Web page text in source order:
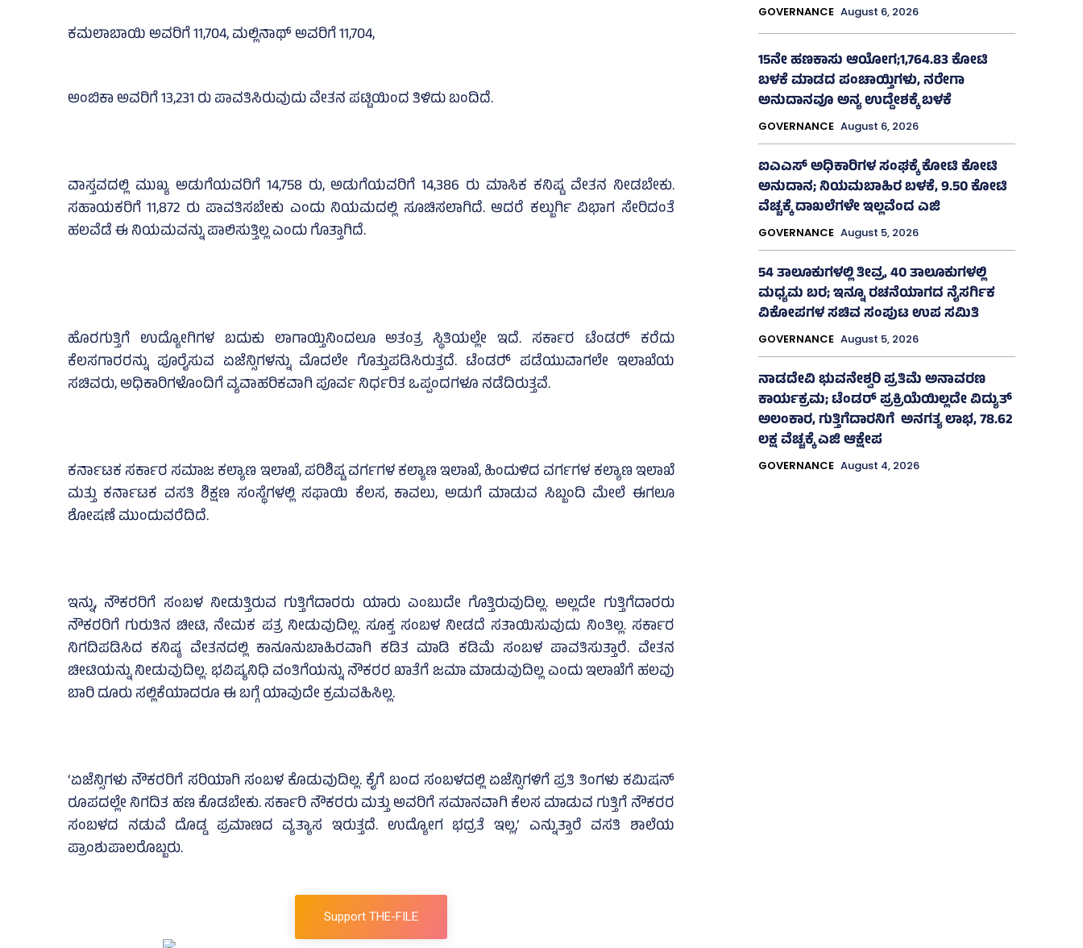
ಕಮಲಾಬಾಯಿ ಅವರಿಗೆ 11,704, ಮಲ್ಲಿನಾಥ್‌ ಅವರಿಗೆ 11,704,
ಅಂಬಿಕಾ ಅವರಿಗೆ 13,231 ರು ಪಾವತಿಸಿರುವುದು ವೇತನ ಪಟ್ಟಿಯಿಂದ ತಿಳಿದು ಬಂದಿದೆ.
ವಾಸ್ತವದಲ್ಲಿ ಮುಖ್ಯ ಅಡುಗೆಯವರಿಗೆ 14,758 ರು, ಅಡುಗೆಯವರಿಗೆ 14,386 ರು ಮಾಸಿಕ ಕನಿಷ್ಟ ವೇತನ ನೀಡಬೇಕು.
ಸಹಾಯಕರಿಗೆ 11,872 ರು ಪಾವತಿಸಬೇಕು ಎಂದು ನಿಯಮದಲ್ಲಿ ಸೂಚಿಸಲಾಗಿದೆ. ಆದರೆ ಕಲ್ಬುರ್ಗಿ ವಿಭಾಗ ಸೇರಿದಂತೆ
ಹಲವೆಡೆ ಈ ನಿಯಮವನ್ನು ಪಾಲಿಸುತ್ತಿಲ್ಲ ಎಂದು ಗೊತ್ತಾಗಿದೆ.
ಹೊರಗುತ್ತಿಗೆ ಉದ್ಯೋಗಿಗಳ ಬದುಕು ಲಾಗಾಯ್ತಿನಿಂದಲೂ ಅತಂತ್ರ ಸ್ಥಿತಿಯಲ್ಲೇ ಇದೆ. ಸರ್ಕಾರ ಟೆಂಡರ್‍‌ ಕರೆದು
ಕೆಲಸಗಾರರನ್ನು ಪೂರೈಸುವ ಏಜೆನ್ಸಿಗಳನ್ನು ಮೊದಲೇ ಗೊತ್ತುಪಡಿಸಿರುತ್ತದೆ. ಟೆಂಡರ್‍‌ ಪಡೆಯುವಾಗಲೇ ಇಲಾಖೆಯ
ಸಚಿವರು, ಅಧಿಕಾರಿಗಳೊಂದಿಗೆ ವ್ಯವಾಹರಿಕವಾಗಿ ಪೂರ್ವ ನಿರ್ಧರಿತ ಒಪ್ಪಂದಗಳೂ ನಡೆದಿರುತ್ತವೆ.
ಕರ್ನಾಟಕ ಸರ್ಕಾರ ಸಮಾಜ ಕಲ್ಯಾಣ ಇಲಾಖೆ, ಪರಿಶಿಷ್ಟ ವರ್ಗಗಳ ಕಲ್ಯಾಣ ಇಲಾಖೆ, ಹಿಂದುಳಿದ ವರ್ಗಗಳ ಕಲ್ಯಾಣ ಇಲಾಖೆ
ಮತ್ತು ಕರ್ನಾಟಕ ವಸತಿ ಶಿಕ್ಷಣ ಸಂಸ್ಥೆಗಳಲ್ಲಿ ಸಫಾಯಿ ಕೆಲಸ, ಕಾವಲು, ಅಡುಗೆ ಮಾಡುವ ಸಿಬ್ಬಂದಿ ಮೇಲೆ ಈಗಲೂ
ಶೋಷಣೆ ಮುಂದುವರೆದಿದೆ.
ಇನ್ನು, ನೌಕರರಿಗೆ ಸಂಬಳ ನೀಡುತ್ತಿರುವ ಗುತ್ತಿಗೆದಾರರು ಯಾರು ಎಂಬುದೇ ಗೊತ್ತಿರುವುದಿಲ್ಲ. ಅಲ್ಲದೇ ಗುತ್ತಿಗೆದಾರರು
ನೌಕರರಿಗೆ ಗುರುತಿನ ಚೀಟಿ, ನೇಮಕ ಪತ್ರ ನೀಡುವುದಿಲ್ಲ. ಸೂಕ್ತ ಸಂಬಳ ನೀಡದೆ ಸತಾಯಿಸುವುದು ನಿಂತಿಲ್ಲ. ಸರ್ಕಾರ
ನಿಗದಿಪಡಿಸಿದ ಕನಿಷ್ಠ ವೇತನದಲ್ಲಿ ಕಾನೂನುಬಾಹಿರವಾಗಿ ಕಡಿತ ಮಾಡಿ ಕಡಿಮೆ ಸಂಬಳ ಪಾವತಿಸುತ್ತಾರೆ. ವೇತನ
ಚೀಟಿಯನ್ನು ನೀಡುವುದಿಲ್ಲ. ಭವಿಷ್ಯನಿಧಿ ವಂತಿಗೆಯನ್ನು ನೌಕರರ ಖಾತೆಗೆ ಜಮಾ ಮಾಡುವುದಿಲ್ಲ ಎಂದು ಇಲಾಖೆಗೆ ಹಲವು
ಬಾರಿ ದೂರು ಸಲ್ಲಿಕೆಯಾದರೂ ಈ ಬಗ್ಗೆ ಯಾವುದೇ ಕ್ರಮವಹಿಸಿಲ್ಲ.
‘ಏಜೆನ್ಸಿಗಳು ನೌಕರರಿಗೆ ಸರಿಯಾಗಿ ಸಂಬಳ ಕೊಡುವುದಿಲ್ಲ. ಕೈಗೆ ಬಂದ ಸಂಬಳದಲ್ಲಿ ಏಜೆನ್ಸಿಗಳಿಗೆ ಪ್ರತಿ ತಿಂಗಳು ಕಮಿಷನ್‌
ರೂಪದಲ್ಲೇ ನಿಗದಿತ ಹಣ ಕೊಡಬೇಕು. ಸರ್ಕಾರಿ ನೌಕರರು ಮತ್ತು ಅವರಿಗೆ ಸಮಾನವಾಗಿ ಕೆಲಸ ಮಾಡುವ ಗುತ್ತಿಗೆ ನೌಕರರ
ಸಂಬಳದ ನಡುವೆ ದೊಡ್ಡ ಪ್ರಮಾಣದ ವ್ಯತ್ಯಾಸ ಇರುತ್ತದೆ. ಉದ್ಯೋಗ ಭದ್ರತೆ ಇಲ್ಲ,’ ಎನ್ನುತ್ತಾರೆ ವಸತಿ ಶಾಲೆಯ
ಪ್ರಾಂಶುಪಾಲರೊಬ್ಬರು.
Support THE-FILE
GOVERNANCE August 6, 2026
15ನೇ ಹಣಕಾಸು ಆಯೋಗ;1,764.83 ಕೋಟಿ
ಬಳಕೆ ಮಾಡದ ಪಂಚಾಯ್ತಿಗಳು, ನರೇಗಾ
ಅನುದಾನವೂ ಅನ್ಯ ಉದ್ದೇಶಕ್ಕೆ ಬಳಕೆ
GOVERNANCE August 6, 2026
ಐಎಎಸ್‌ ಅಧಿಕಾರಿಗಳ ಸಂಘಕ್ಕೆ ಕೋಟಿ ಕೋಟಿ
ಅನುದಾನ; ನಿಯಮಬಾಹಿರ ಬಳಕೆ, 9.50 ಕೋಟಿ
ವೆಚ್ಚಕ್ಕೆ ದಾಖಲೆಗಳೇ ಇಲ್ಲವೆಂದ ಎಜಿ
GOVERNANCE August 5, 2026
54 ತಾಲೂಕುಗಳಲ್ಲಿ ತೀವ್ರ, 40 ತಾಲೂಕುಗಳಲ್ಲಿ
ಮಧ್ಯಮ ಬರ; ಇನ್ನೂ ರಚನೆಯಾಗದ ನೈಸರ್ಗಿಕ
ವಿಕೋಪಗಳ ಸಚಿವ ಸಂಪುಟ ಉಪ ಸಮಿತಿ
GOVERNANCE August 5, 2026
ನಾಡದೇವಿ ಭುವನೇಶ್ವರಿ ಪ್ರತಿಮೆ ಅನಾವರಣ
ಕಾರ್ಯಕ್ರಮ; ಟೆಂಡರ್ ಪ್ರಕ್ರಿಯೆಯಿಲ್ಲದೇ ವಿದ್ಯುತ್‌
ಅಲಂಕಾರ, ಗುತ್ತಿಗೆದಾರನಿಗೆ ಅನಗತ್ಯ ಲಾಭ, 78.62
ಲಕ್ಷ ವೆಚ್ಚಕ್ಕೆ ಎಜಿ ಆಕ್ಷೇಪ
GOVERNANCE August 4, 2026